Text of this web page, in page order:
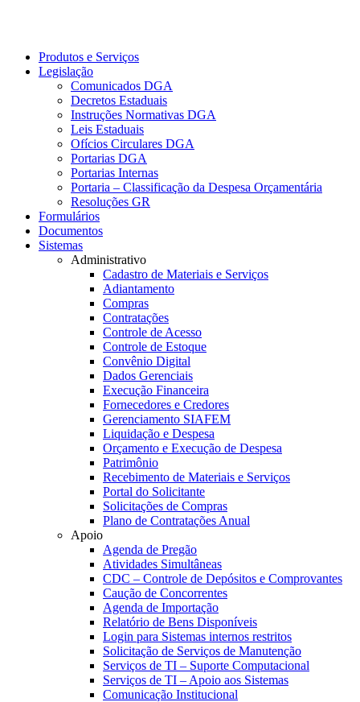
Produtos e Serviços
Legislação
Comunicados DGA
Decretos Estaduais
Instruções Normativas DGA
Leis Estaduais
Ofícios Circulares DGA
Portarias DGA
Portarias Internas
Portaria – Classificação da Despesa Orçamentária
Resoluções GR
Formulários
Documentos
Sistemas
Administrativo
Cadastro de Materiais e Serviços
Adiantamento
Compras
Contratações
Controle de Acesso
Controle de Estoque
Convênio Digital
Dados Gerenciais
Execução Financeira
Fornecedores e Credores
Gerenciamento SIAFEM
Liquidação e Despesa
Orçamento e Execução de Despesa
Patrimônio
Recebimento de Materiais e Serviços
Portal do Solicitante
Solicitações de Compras
Plano de Contratações Anual
Apoio
Agenda de Pregão
Atividades Simultâneas
CDC – Controle de Depósitos e Comprovantes
Caução de Concorrentes
Agenda de Importação
Relatório de Bens Disponíveis
Login para Sistemas internos restritos
Solicitação de Serviços de Manutenção
Serviços de TI – Suporte Computacional
Serviços de TI – Apoio aos Sistemas
Comunicação Institucional